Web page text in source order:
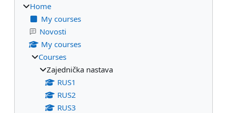
Home
My courses
Novosti
My courses
Courses
Zajednička nastava
RUS1
RUS2
RUS3